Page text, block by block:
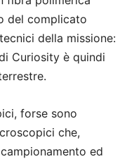
del complicato
della missione:
Curiosity è quindi
forse sono
che,
ed